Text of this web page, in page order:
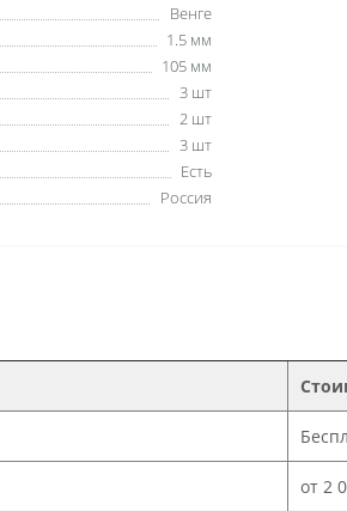
Венге
1.5 мм
105 мм
3 шт
2 шт
3 шт
Есть
Россия
от 2